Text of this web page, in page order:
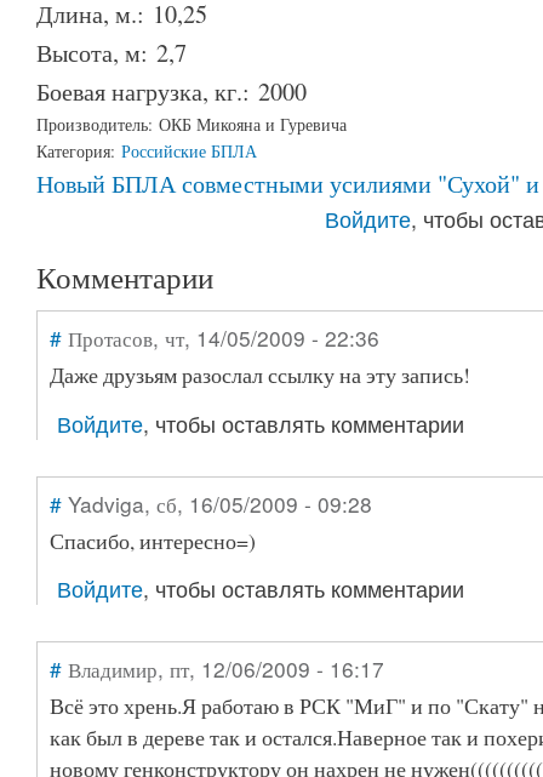
Длина, м.: 10,25
Высота, м: 2,7
Боевая нагрузка, кг.: 2000
Производитель: ОКБ Микояна и Гуревича
Категория: Российские БПЛА
Новый БПЛА совместными усилиями "Сухой"
Войдите, чтобы
Комментарии
# Протасов, чт, 14/05/2009 - 22:36
Даже друзьям разослал ссылку на эту запись!
Войдите, чтобы оставлять комментарии
# Yadviga, сб, 16/05/2009 - 09:28
Спасибо, интересно=)
Войдите, чтобы оставлять комментарии
# Владимир, пт, 12/06/2009 - 16:17
Всё это хрень.Я работаю в РСК "МиГ" и по "Скату"
как был в дереве так и остался.Наверное так и
новому генконструктору он нахрен не